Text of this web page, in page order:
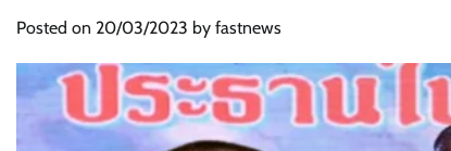
Posted on 20/03/2023 by fastnews